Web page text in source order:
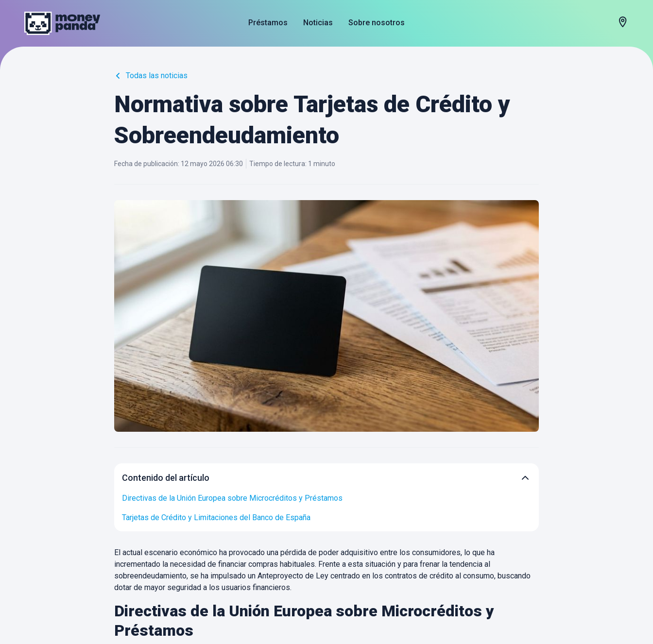
Préstamos Noticias Sobre nosotros
Todas las noticias
Normativa sobre Tarjetas de Crédito y
Sobreendeudamiento
Fecha de publicación: 12 mayo 2026 06:30 Tiempo de lectura: 1 minuto
Contenido del artículo
Directivas de la Unión Europea sobre Microcréditos y Préstamos
Tarjetas de Crédito y Limitaciones del Banco de España
El actual escenario económico ha provocado una pérdida de poder adquisitivo entre los consumidores, lo que ha
incrementado la necesidad de financiar compras habituales. Frente a esta situación y para frenar la tendencia al
sobreendeudamiento, se ha impulsado un Anteproyecto de Ley centrado en los contratos de crédito al consumo, buscando
dotar de mayor seguridad a los usuarios financieros.
Directivas de la Unión Europea sobre Microcréditos y
Préstamos